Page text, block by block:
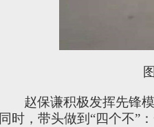
赵保谦积极发挥先锋
同时，带头做到“四个不”